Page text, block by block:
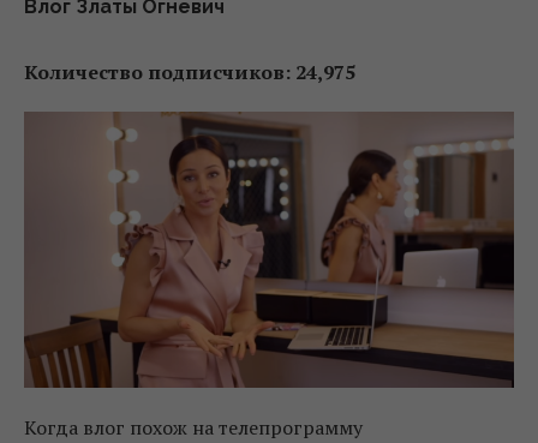
Влог Златы Огневич
Количество подписчиков: 24,975
Когда влог похож на телепрограмму